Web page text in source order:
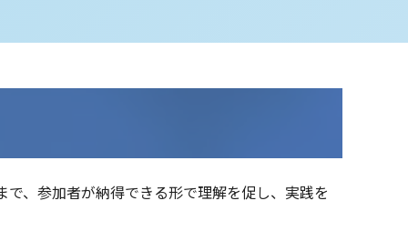
、参加者が納得できる形で理解を促し、実践を